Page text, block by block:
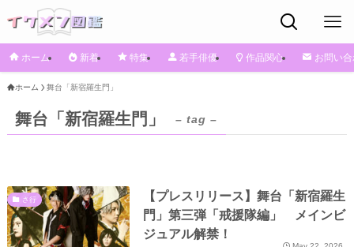
ホーム 新着 特集 若手俳優 作品関心 お問い
ホーム 舞台「新宿羅生門」
舞台「新宿羅生門」 – tag –
さ行
【プレスリリース】舞台「新宿羅生
門」第三弾「戒援隊編」 メインビ
ジュアル解禁！